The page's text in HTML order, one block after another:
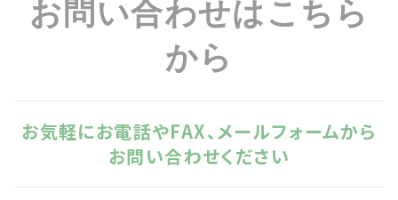
お問い合わせはこちら
から
お気軽にお電話やFAX、メールフォームから
お問い合わせください